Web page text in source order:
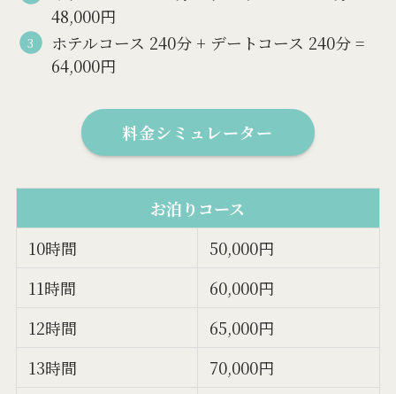
48,000円
ホテルコース 240分 + デートコース 240分 =
64,000円
料金シミュレーター
お泊りコース
10時間
50,000円
11時間
60,000円
12時間
65,000円
13時間
70,000円